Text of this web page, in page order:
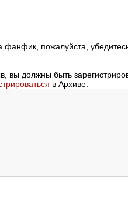
фанфик, пожалуйста,
вы должны быть
в Архиве.